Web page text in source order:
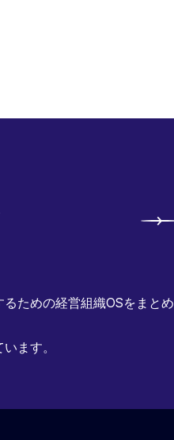
ための経営組織OSをまとめ
ます。